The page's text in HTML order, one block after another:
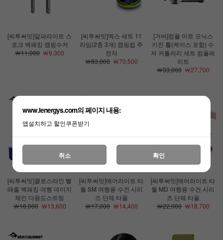
[씨투써밋]알파라이트 스
포크 백패킹 캠핑수저
￦11,000￦9,300
[씨투써밋]엑스 세트 11
라임(2종 3개) 캠핑컵 주
전자
￦83,000￦70,500
[거버]컴플 이트 오닉스
키친 툴(케이스 포함) 수
저 커틀러리 세트 컴플레
이트
￦33,000￦27,700
[씨투써밋]클로스라인 빨
래줄 백패킹 여행 데이지
체인 다용도스트링
￦16,000￦13,600
[씨투써밋]에어라이트 타
월 SM 여행용 수건 시리
즈 단체 타올
￦17,000￦14,400
[씨투써밋]에어라이트 타
월 MD 여행용 수건 시리
즈 단체 타올
￦22,000￦18,700
www.lenergys.com의 페이지 내용:
앱설치하고 할인쿠폰받기
취소 확인